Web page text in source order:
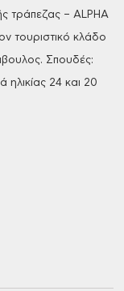
τράπεζας – ALPHA
τουριστικό κλάδο
Σπουδές:
ηλικίας 24 και 20